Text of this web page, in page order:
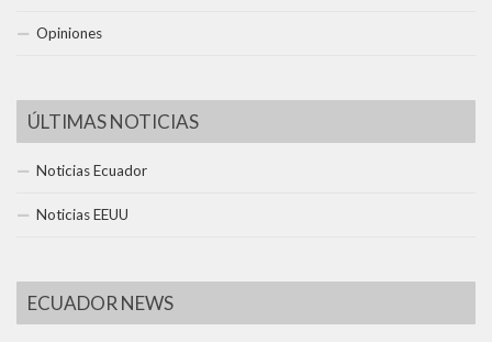
Opiniones
ÚLTIMAS NOTICIAS
Noticias Ecuador
Noticias EEUU
ECUADOR NEWS